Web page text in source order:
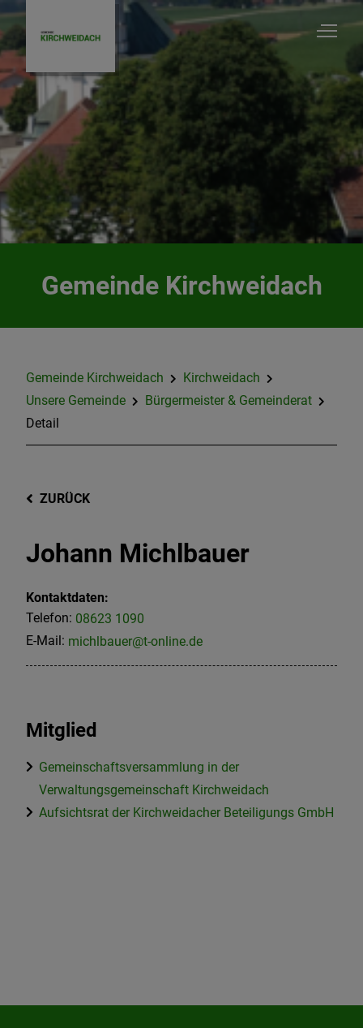
Gemeinde Kirchweidach
Gemeinde Kirchweidach
Kirchweidach
Unsere Gemeinde
Bürgermeister & Gemeinderat
Detail
ZURÜCK
Johann Michlbauer
Kontaktdaten:
Telefon: 08623 1090
E-Mail: michlbauer@t-online.de
Mitglied
Gemeinschaftsversammlung in der
Verwaltungsgemeinschaft Kirchweidach
Aufsichtsrat der Kirchweidacher Beteiligungs GmbH